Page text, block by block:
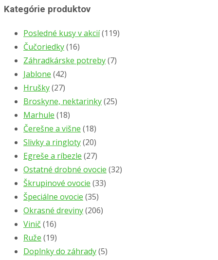
Kategórie produktov
Posledné kusy v akcií(119)
Čučoriedky(16)
Záhradkárske potreby(7)
Jablone (42)
Hrušky(27)
Broskyne, nektarinky(25)
Marhule (18)
Čerešne a višne (18)
Slivky a ringloty(20)
Egreše a ríbezle (27)
Ostatné drobné ovocie (32)
Škrupinové ovocie (33)
Špeciálne ovocie (35)
Okrasné dreviny(206)
Vinič (16)
Ruže (19)
Doplnky do záhrady(5)